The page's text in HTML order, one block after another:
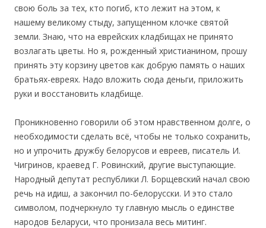
свою боль за тех, кто погиб, кто лежит на этом, к
нашему великому стыду, запущенном клочке святой
земли. Знаю, что на еврейских кладбищах не принято
возлагать цветы. Но я, рожденный христианином, прошу
принять эту корзину цветов как добрую память о наших
братьях-евреях. Надо вложить сюда деньги, приложить
руки и восстановить кладбище.
Проникновенно говорили об этом нравственном долге, о
необходимости сделать всё, чтобы не только сохранить,
но и упрочить дружбу белорусов и евреев, писатель И.
Чигринов, краевед Г. Ровинский, другие выступающие.
Народный депутат республики Л. Борщевский начал свою
речь на идиш, а закончил по-белорусски. И это стало
символом, подчеркнуло ту главную мысль о единстве
народов Беларуси, что пронизала весь митинг.